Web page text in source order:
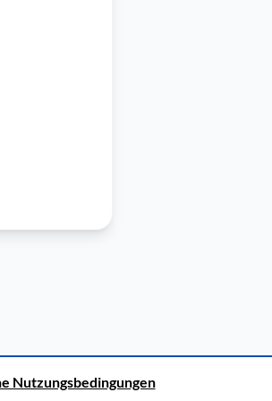
Nutzungsbedingungen